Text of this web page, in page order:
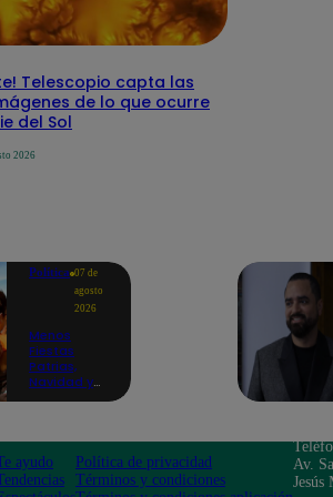
Telescopio capta las
de lo que ocurre
del Sol
2026
Política 07 de
agosto
2026
Menos
Fiestas
Patrias,
Navidad y
anuncia que
se moverán
los feriados
a los viernes
ayudo
Política de privacidad
Términos y condiciones
Av.
Jesús